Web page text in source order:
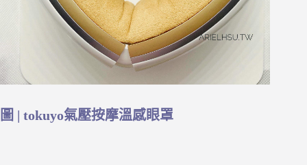
圖 | tokuyo氣壓按摩溫感眼罩